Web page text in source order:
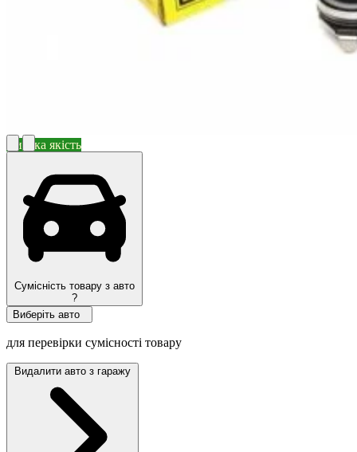
Висока якість
Сумісність товару з авто
?
Виберіть авто
для перевірки сумісності товару
Видалити авто з гаражу